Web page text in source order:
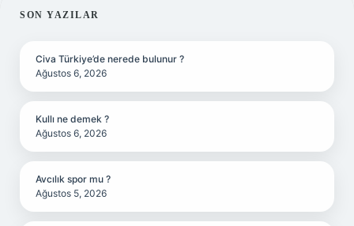
SIDEBAR
SON YAZILAR
Civa Türkiye’de nerede bulunur ?
Ağustos 6, 2026
Kullı ne demek ?
Ağustos 6, 2026
Avcılık spor mu ?
Ağustos 5, 2026